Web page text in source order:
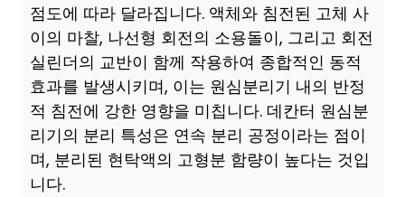
점도에 따라 달라집니다. 액체와 침전된 고체 사
이의 마찰, 나선형 회전의 소용돌이, 그리고 회전
실린더의 교반이 함께 작용하여 종합적인 동적
효과를 발생시키며, 이는 원심분리기 내의 반정
적 침전에 강한 영향을 미칩니다. 데칸터 원심분
리기의 분리 특성은 연속 분리 공정이라는 점이
며, 분리된 현탁액의 고형분 함량이 높다는 것입
니다.